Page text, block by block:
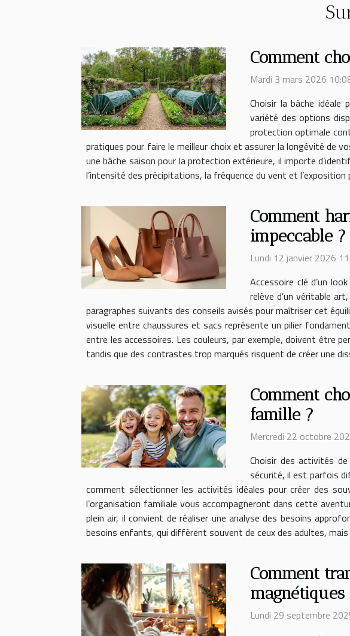
Comment
Mardi 3 mars 2026
Choisir la bâche
variété des options
protection optimale
pratiques pour faire le meilleur choix et assurer la longévité de
une bâche saison pour la protection extérieure, il importe
l’intensité des précipitations, la fréquence du vent et
Comment
impeccable ?
Lundi 12 janvier 2026
Accessoire clé d’un
relève d’un véritable
paragraphes suivants des conseils avisés pour maîtriser cet
visuelle entre chaussures et sacs représente un pilier
entre les accessoires. Les couleurs, par exemple, doivent être
tandis que des contrastes trop marqués risquent de créer une
Comment
famille ?
Mercredi 22 octobre
Choisir des activités
sécurité, il est parfois
comment sélectionner les activités idéales pour créer des
l’organisation familiale vous accompagneront dans cette
plein air, il convient de réaliser une analyse des besoins
besoins enfants, qui diffèrent souvent de ceux des adultes, mais
Comment
magnétiques
Lundi 29 septembre